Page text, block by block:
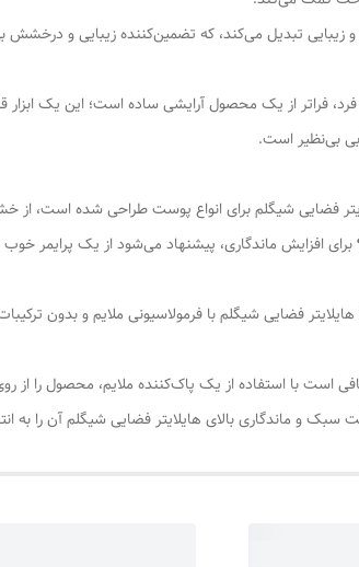
و زیبایی تبدیل می‌کند، که تضمین‌کننده زیبایی و
فرد، فراتر از یک محصول آرایشی ساده است؛ این یک
بی‌نظیر است.
فضایی شیگلم برای انواع پوست طراحی شده
برای افزایش ماندگاری، پیشنهاد می‌شود از یک پرایمر
هایلایتر فضایی شیگلم با فرمولاسیونی ملایم و بدون
است با استفاده از یک پاک‌کننده ملایم، محصول را
سبک و ماندگاری بالای هایلایتر فضایی شیگلم آن را به